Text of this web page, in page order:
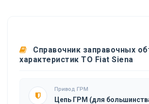
Справочник заправочных
характеристик ТО Fiat Siena
Привод ГРМ
Цепь ГРМ (для